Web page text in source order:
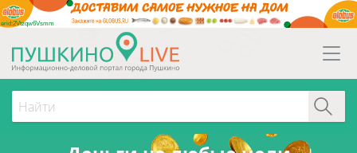
erid:2Vtzqw6Vsmm